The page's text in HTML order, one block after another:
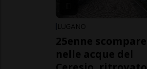
LUGANO
25enne scompare
nelle acque del